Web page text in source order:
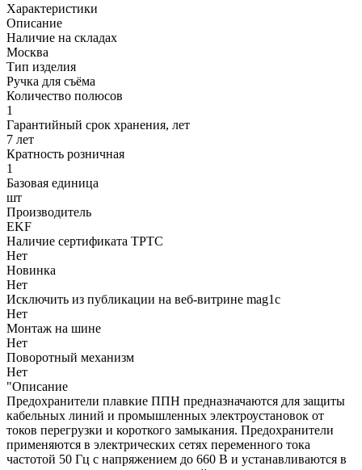
Характеристики
Описание
Наличие на складах
Москва
Тип изделия
Ручка для съёма
Количество полюсов
1
Гарантийный срок хранения, лет
7 лет
Кратность розничная
1
Базовая единица
шт
Производитель
EKF
Наличие сертификата ТРТС
Нет
Новинка
Нет
Исключить из публикации на веб-витрине mag1c
Нет
Монтаж на шине
Нет
Поворотный механизм
Нет
"Описание
Предохранители плавкие ППН предназначаются для защиты
кабельных линий и промышленных электроустановок от
токов перегрузки и короткого замыкания. Предохранители
применяются в электрических сетях переменного тока
частотой 50 Гц с напряжением до 660 В и устанавливаются в